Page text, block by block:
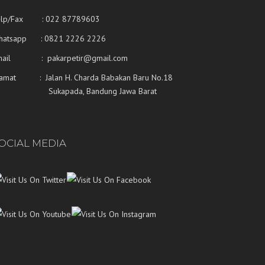
Fax : 022 87789603
: 0821 2226 2226
: pakarpetir@gmail.com
: Jalan H. Charda Babakan Baru No.18
Bandung Jawa Barat
MEDIA